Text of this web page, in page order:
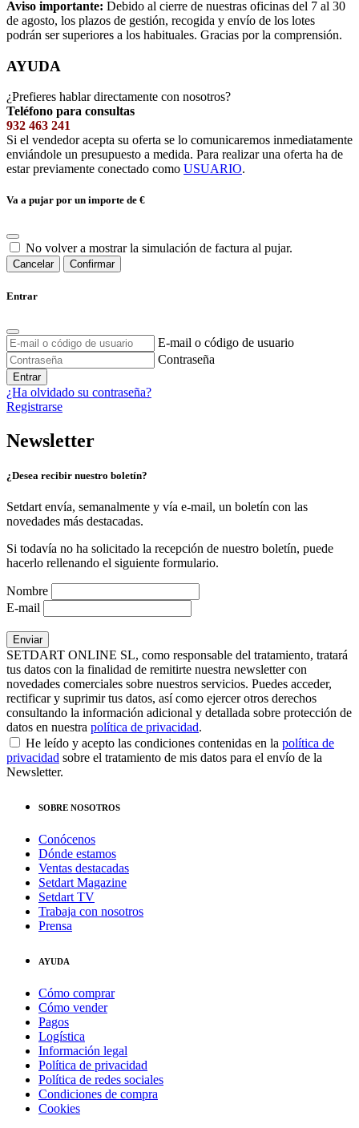
Aviso importante: Debido al cierre de nuestras oficinas del 7 al 30
de agosto, los plazos de gestión, recogida y envío de los lotes
podrán ser superiores a los habituales. Gracias por la comprensión.
AYUDA
¿Prefieres hablar directamente con nosotros?
Teléfono para consultas
932 463 241
Si el vendedor acepta su oferta se lo comunicaremos inmediatamente
enviándole un presupuesto a medida. Para realizar una oferta ha de
estar previamente conectado como USUARIO.
Va a pujar por un importe de €
No volver a mostrar la simulación de factura al pujar.
Cancelar Confirmar
Entrar
E-mail o código de usuario
Contraseña
Entrar
¿Ha olvidado su contraseña?
Registrarse
Newsletter
¿Desea recibir nuestro boletín?
Setdart envía, semanalmente y vía e-mail, un boletín con las
novedades más destacadas.
Si todavía no ha solicitado la recepción de nuestro boletín, puede
hacerlo rellenando el siguiente formulario.
Nombre
E-mail
SETDART ONLINE SL, como responsable del tratamiento, tratará
tus datos con la finalidad de remitirte nuestra newsletter con
novedades comerciales sobre nuestros servicios. Puedes acceder,
rectificar y suprimir tus datos, así como ejercer otros derechos
consultando la información adicional y detallada sobre protección de
datos en nuestra política de privacidad.
He leído y acepto las condiciones contenidas en la política de
privacidad sobre el tratamiento de mis datos para el envío de la
Newsletter.
SOBRE NOSOTROS
Conócenos
Dónde estamos
Ventas destacadas
Setdart Magazine
Setdart TV
Trabaja con nosotros
Prensa
AYUDA
Cómo comprar
Cómo vender
Pagos
Logística
Información legal
Política de privacidad
Política de redes sociales
Condiciones de compra
Cookies